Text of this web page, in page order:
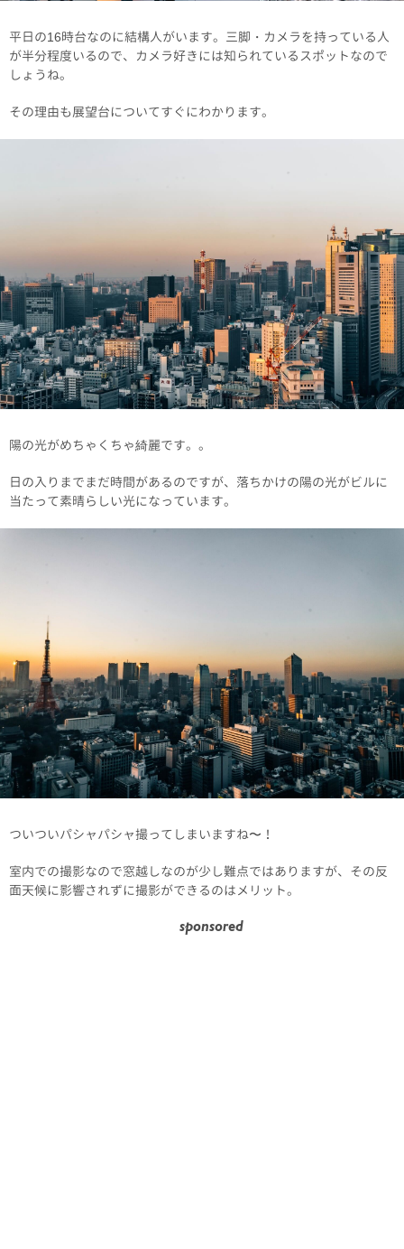
平日の16時台なのに結構人がいます。三脚・カメラを持っている人
が半分程度いるので、カメラ好きには知られているスポットなので
しょうね。
その理由も展望台についてすぐにわかります。
陽の光がめちゃくちゃ綺麗です。。
日の入りまでまだ時間があるのですが、落ちかけの陽の光がビルに
当たって素晴らしい光になっています。
ついついパシャパシャ撮ってしまいますね〜！
室内での撮影なので窓越しなのが少し難点ではありますが、その反
面天候に影響されずに撮影ができるのはメリット。
sponsored